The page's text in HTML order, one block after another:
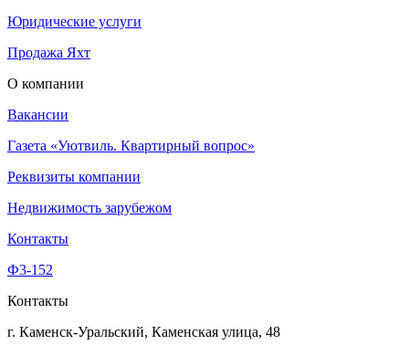
Юридические услуги
Продажа Яхт
О компании
Вакансии
Газета «Уютвиль. Квартирный вопрос»
Реквизиты компании
Недвижимость зарубежом
Контакты
Ф3-152
Контакты
г. Каменск-Уральский, Каменская улица, 48